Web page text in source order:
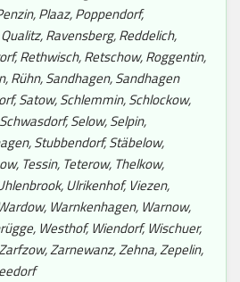
Plaaz, Poppendorf,
Ravensberg, Reddelich,
Rethwisch, Retschow, Roggentin,
Rühn, Sandhagen, Sandhagen
Satow, Schlemmin, Schlockow,
Selow, Selpin,
Stubbendorf, Stäbelow,
Tessin, Teterow, Thelkow,
Ulrikenhof, Viezen,
Warnkenhagen, Warnow,
Westhof, Wiendorf, Wischuer,
Zarnewanz, Zehna, Zepelin,